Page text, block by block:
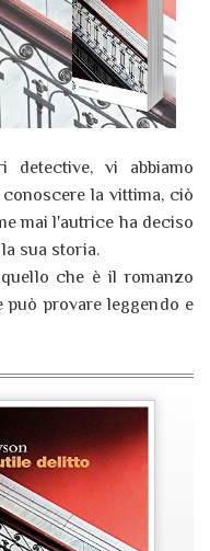
detective, vi abbiamo
la vittima, ciò
mai l'autrice ha deciso
sua storia.
che è il romanzo
provare leggendo e